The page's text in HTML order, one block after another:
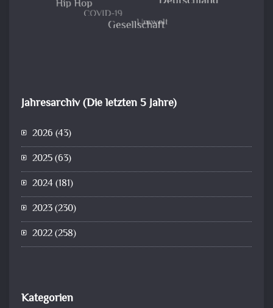
Jahresarchiv (Die letzten 5 Jahre)
2026 (43)
2025(63)
2024(181)
2023(230)
2022(258)
Kategorien